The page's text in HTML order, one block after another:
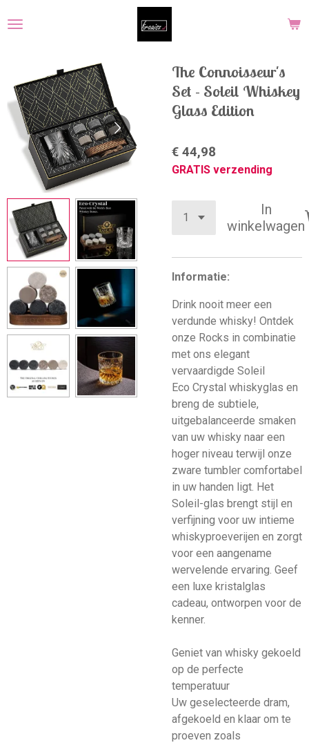
direct
hoofdinhoud
The Connoisseur's
Set - Soleil Whiskey
Glass Edition
€ 44,98
GRATIS verzending
In
winkelwagen
Informatie:
Drink nooit meer een
verdunde whisky! Ontdek
onze Rocks in combinatie
met ons elegant
vervaardigde Soleil
Eco Crystal whiskyglas en
breng de subtiele,
uitgebalanceerde smaken
van uw whisky naar een
hoger niveau terwijl onze
zware tumbler comfortabel
in uw handen ligt. Het
Soleil-glas brengt stijl en
verfijning voor uw intieme
whiskyproeverijen en zorgt
voor een aangename
wervelende ervaring. Geef
een luxe kristalglas
cadeau, ontworpen voor de
kenner.
Geniet van whisky gekoeld
op de perfecte
temperatuur
Uw geselecteerde dram,
afgekoeld en klaar om te
proeven zoals